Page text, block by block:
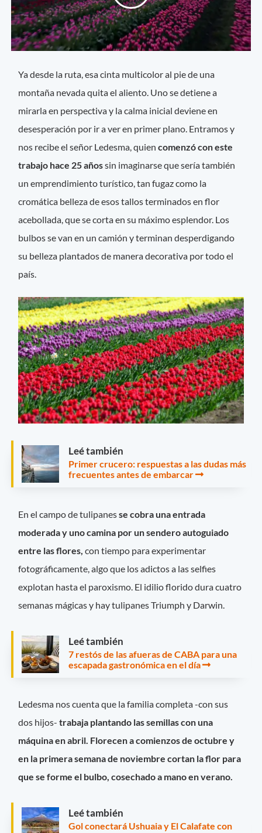
Ya desde la ruta, esa cinta multicolor al pie de una
montaña nevada quita el aliento. Uno se detiene a
mirarla en perspectiva y la calma inicial deviene en
desesperación por ir a ver en primer plano. Entramos y
nos recibe el señor Ledesma, quiencomenzó con este
trabajo hace 25 añossin imaginarse que sería también
un emprendimiento turístico, tan fugaz como la
cromática belleza de esos tallos terminados en flor
acebollada, que se corta en su máximo esplendor. Los
bulbos se van en un camión y terminan desperdigando
su belleza plantados de manera decorativa por todo el
país.
Leé también
Primer crucero: respuestas a las dudas más
frecuentes antes de embarcar
En el campo de tulipanesse cobra una entrada
moderada y uno camina por un sendero autoguiado
entre las flores,con tiempo para experimentar
fotográficamente, algo que los adictos a las selfies
explotan hasta el paroxismo. El idilio florido dura cuatro
semanas mágicas y hay tulipanes Triumph y Darwin.
Leé también
7 restós de las afueras de CABA para una
escapada gastronómica en el día
Ledesma nos cuenta que la familia completa -con sus
dos hijos-trabaja plantando las semillas con una
máquina en abril. Florecen a comienzos de octubre y
en la primera semana de noviembre cortan la flor para
que se forme el bulbo, cosechado a mano en verano.
Leé también
Gol conectará Ushuaia y El Calafate con